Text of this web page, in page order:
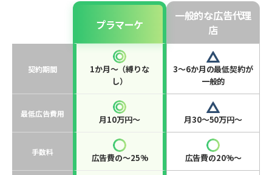
プラマーケ
一般的な広告代理
店
契約期間
1か月〜（縛りな
し）
3〜6か月の最低契約が
一般的
最低広告費用
月10万円〜 月30〜50万円〜
手数料
広告費の〜25% 広告費の20%〜